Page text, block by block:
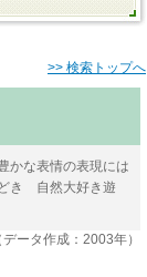
>> 検索トップへ
かな表情の表現には
き 自然大好き遊
データ作成：2003年）